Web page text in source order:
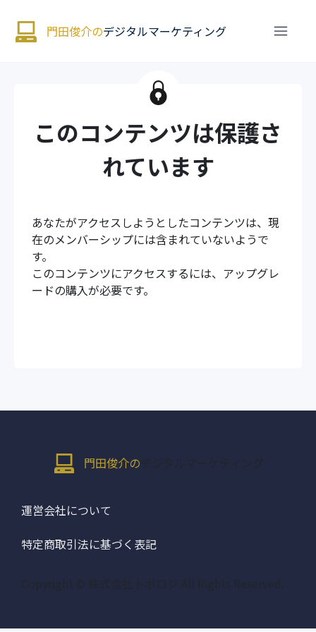
門田俊介のデジタルマーケティング
このコンテンツは保護さ
れています
あなたがアクセスしようとしたコンテンツは、現
在のメンバーシップには含まれていないようで
す。
このコンテンツにアクセスするには、アップグレ
ードの購入が必要です。
門田俊介の デジタルマーケティング
運営会社について
特定商取引法に基づく表記
Copyright © 株式会社トポロジ All Rights Reserved.